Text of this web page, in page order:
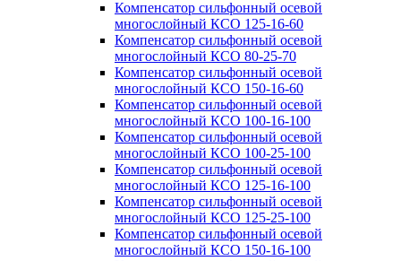
Компенсатор сильфонный осевой
многослойный КСО 125-16-60
Компенсатор сильфонный осевой
многослойный КСО 80-25-70
Компенсатор сильфонный осевой
многослойный КСО 150-16-60
Компенсатор сильфонный осевой
многослойный КСО 100-16-100
Компенсатор сильфонный осевой
многослойный КСО 100-25-100
Компенсатор сильфонный осевой
многослойный КСО 125-16-100
Компенсатор сильфонный осевой
многослойный КСО 125-25-100
Компенсатор сильфонный осевой
многослойный КСО 150-16-100